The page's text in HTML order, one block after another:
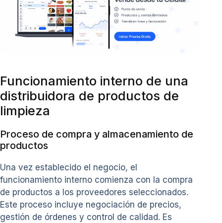
Funcionamiento interno de una
distribuidora de productos de
limpieza
Proceso de compra y almacenamiento de
productos
Una vez establecido el negocio, el
funcionamiento interno comienza con la compra
de productos a los proveedores seleccionados.
Este proceso incluye negociación de precios,
gestión de órdenes y control de calidad. Es